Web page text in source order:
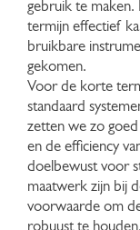
gebruik te maken.
termijn effectief
bruikbare
gekomen.
Voor de korte
standaard
zetten we zo
en de efficiency
doelbewust voor
maatwerk zijn bij
voorwaarde om